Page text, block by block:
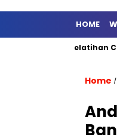
HOME
dan Pelatihan Calon
Home /